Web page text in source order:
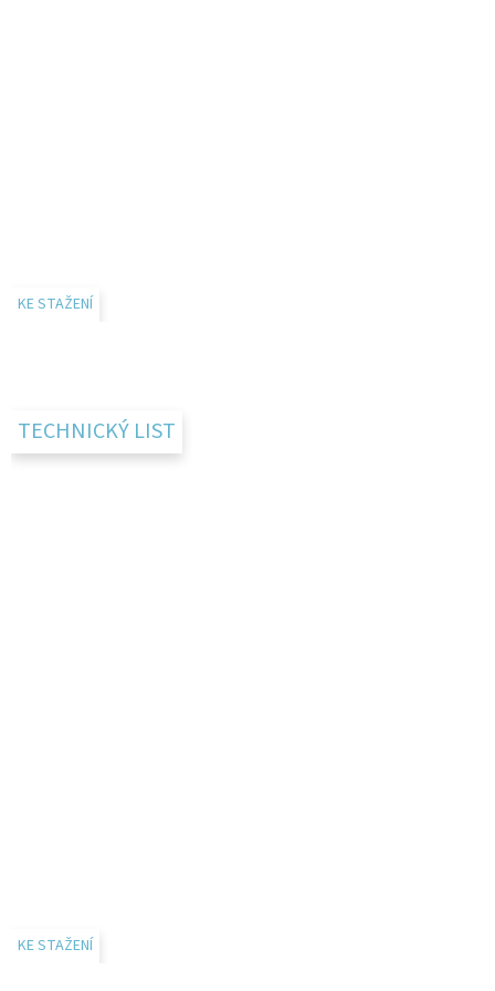
KE STAŽENÍ
TECHNICKÝ LIST
KE STAŽENÍ